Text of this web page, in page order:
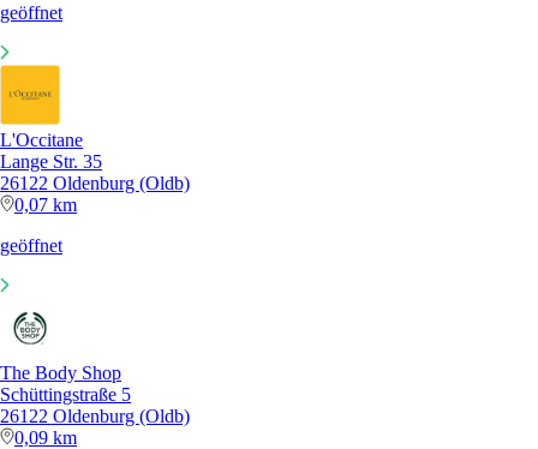
geöffnet
L'Occitane
Lange Str. 35
26122 Oldenburg (Oldb)
0,07 km
geöffnet
The Body Shop
Schüttingstraße 5
26122 Oldenburg (Oldb)
0,09 km